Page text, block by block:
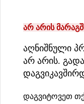
არ არის
აღნიშნული
არ არის.
დაგვიტოვეთ